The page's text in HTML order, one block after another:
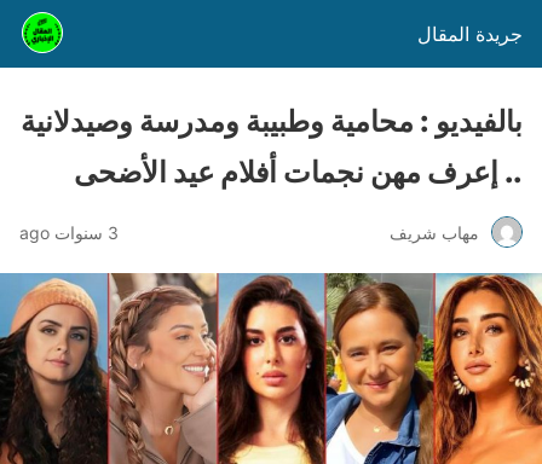
جريدة المقال
بالفيديو : محامية وطبيبة ومدرسة وصيدلانية
.. إعرف مهن نجمات أفلام عيد الأضحى
مهاب شريف 3 سنوات ago